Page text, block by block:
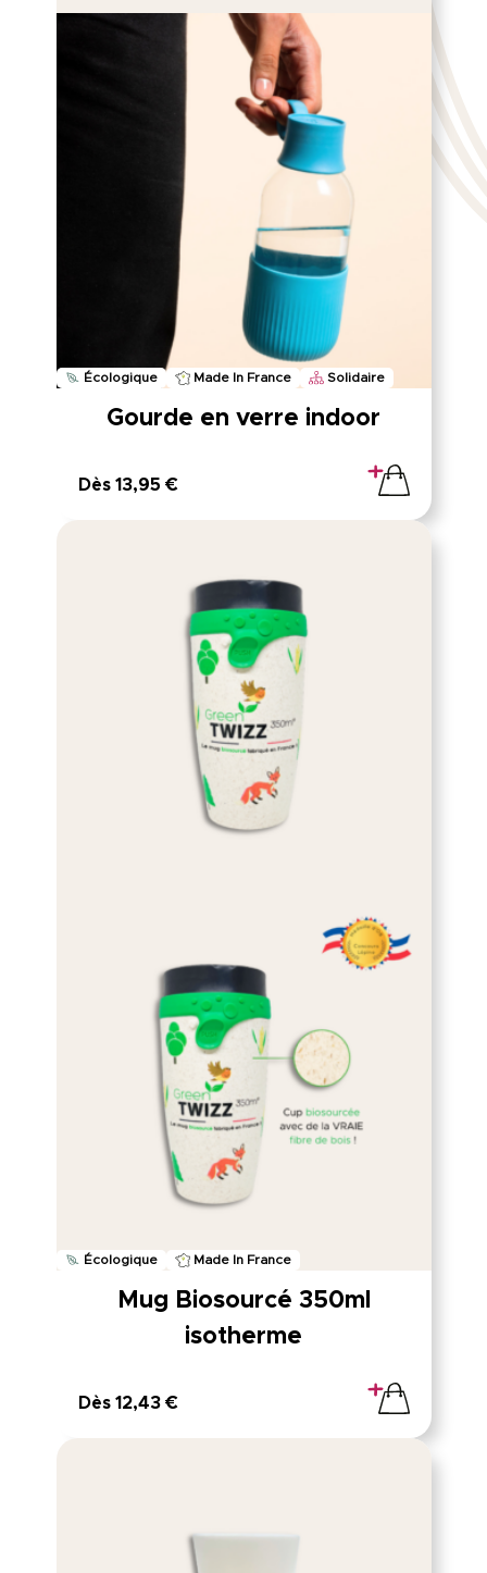
Écologique Made In France Solidaire
Gourde en verre indoor
Dès 13,95 €
Écologique Made In France
Mug Biosourcé 350ml
isotherme
Dès 12,43 €